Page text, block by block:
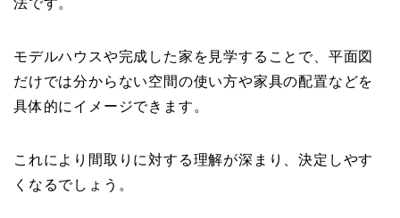
法です。
モデルハウスや完成した家を見学することで、平面図
だけでは分からない空間の使い方や家具の配置などを
具体的にイメージできます。
これにより間取りに対する理解が深まり、決定しやす
くなるでしょう。